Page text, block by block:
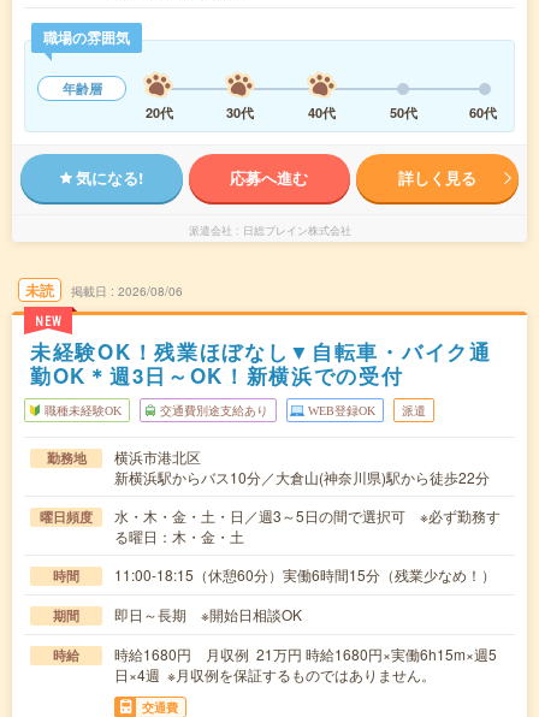
職場の雰囲気
年齢層
20代
30代 40代 50代 60代
気になる! 応募へ進む 詳しく見る
派遣会社 日総ブレイン株式会社
未読
NEW
掲載日 2026/08/06
未経験OK！残業ほぼなし▼自転車・バイク通
勤OK＊週3日～OK！新横浜での受付
職種未経験OK 交通費別途支給あり WEB登録OK 派遣
勤務地
横浜市港北区
新横浜駅からバス10分／大倉山(神奈川県)駅から徒歩22分
曜日頻度
水・木・金・土・日／週3～5日の間で選択可 ※必ず勤務す
る曜日：木・金・土
時間 11:00-18:15（休憩60分）実働6時間15分（残業少なめ！）
期間 即日～長期 ※開始日相談OK
時給
時給1680円 月収例 21万円 時給1680円×実働6h15m×週5
日×4週 ※月収例を保証するものではありません。
交通費